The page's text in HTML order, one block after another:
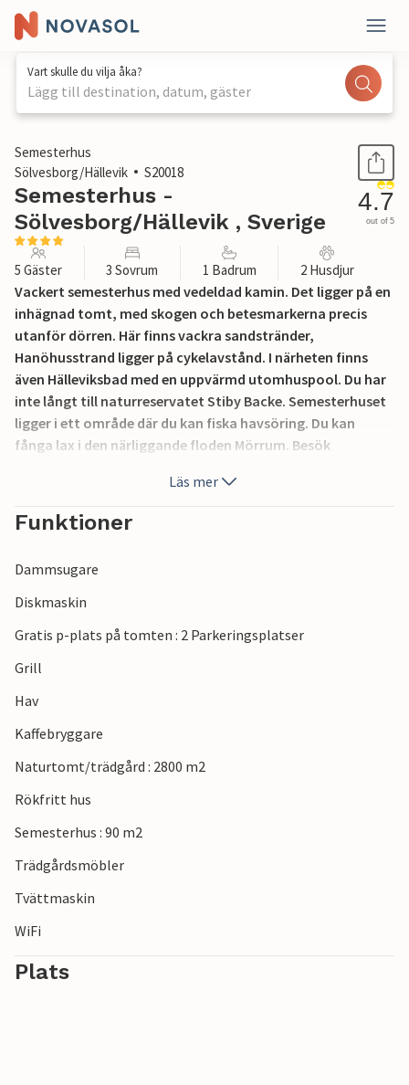
Vart skulle du vilja åka?
Lägg till destination, datum, gäster
1 / 17
Semesterhus
Sölvesborg/Hällevik
S20018
Semesterhus -
Sölvesborg/Hällevik , Sverige
4.7
out of 5
5 Gäster 3 Sovrum 1 Badrum 2 Husdjur
Vackert semesterhus med vedeldad kamin. Det ligger på en
inhägnad tomt, med skogen och betesmarkerna precis
utanför dörren. Här finns vackra sandstränder,
Hanöhusstrand ligger på cykelavstånd. I närheten finns
även Hälleviksbad med en uppvärmd utomhuspool. Du har
inte långt till naturreservatet Stiby Backe. Semesterhuset
ligger i ett område där du kan fiska havsöring. Du kan
fånga lax i den närliggande floden Mörrum. Besök
kusten. En utflyktsbåt går till ön Hanö eller till skärgården.
Sölvesborgs golfklubb och andra golfbanor finns inom en
radie av 60 km. Du kan göra bra shopping i Sölvesborg,
semesterbostad.
Läs mer
Funktioner
Dammsugare
Diskmaskin
Gratis p-plats på tomten : 2 Parkeringsplatser
Grill
Hav
Kaffebryggare
Naturtomt/trädgård : 2800 m2
Rökfritt hus
Semesterhus : 90 m2
Trädgårdsmöbler
Tvättmaskin
WiFi
Plats